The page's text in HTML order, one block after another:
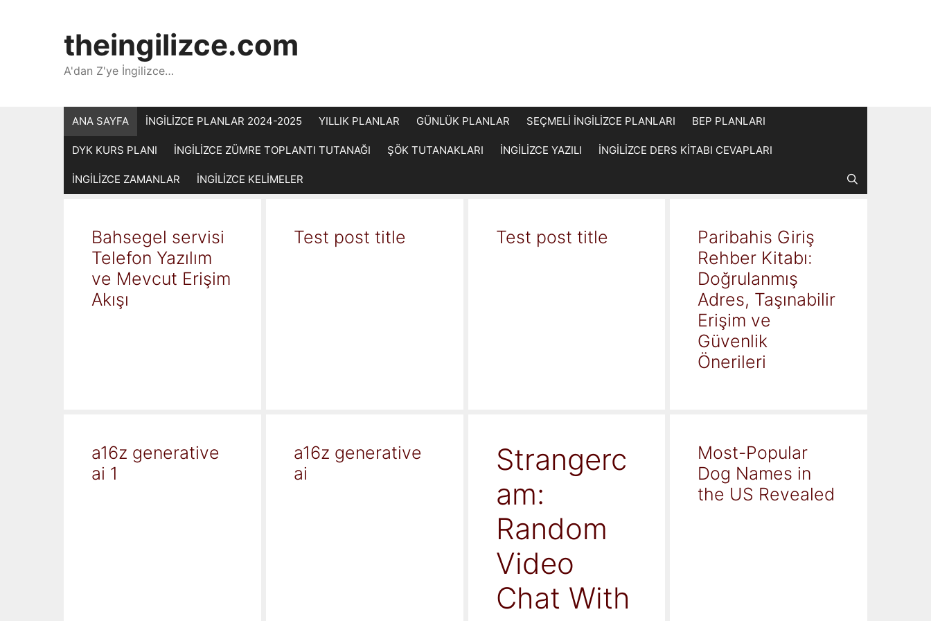
theingilizce.com
A'dan Z'ye İngilizce…
ANA SAYFA İNGİLİZCE PLANLAR 2024-2025 YILLIK PLANLAR GÜNLÜK PLANLAR SEÇMELİ İNGİLİZCE PLANLARI BEP PLANLARI
DYK KURS PLANI İNGİLİZCE ZÜMRE TOPLANTI TUTANAĞI ŞÖK TUTANAKLARI İNGİLİZCE YAZILI İNGİLİZCE DERS KİTABI CEVAPLARI
İNGİLİZCE ZAMANLAR İNGİLİZCE KELİMELER
Bahsegel servisi
Telefon Yazılım
ve Mevcut Erişim
Akışı
Test post title Test post title
Paribahis Giriş
Rehber Kitabı:
Doğrulanmış
Adres, Taşınabilir
Erişim ve
Güvenlik
Önerileri
a16z generative
ai 1
a16z generative
ai
Strangerc
am:
Random
Video
Chat With
Most-Popular
Dog Names in
the US Revealed